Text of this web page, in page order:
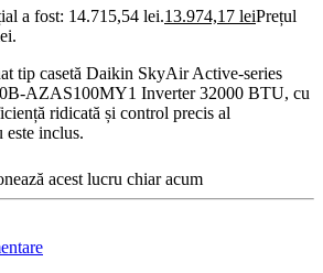
a fost: 14.715,54 lei.13.974,17 leiPrețul
tip casetă Daikin SkyAir Active-series
AZAS100MY1 Inverter 32000 BTU, cu
ridicată și control precis al
este inclus.
acest lucru chiar acum